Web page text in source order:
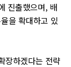
진출했으며, 배
을 확대하고 있
장하겠다는 전략